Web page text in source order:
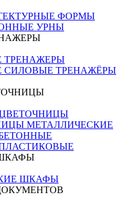
ФОРМЫ
УРНЫ
ТРЕНАЖЕРЫ
СИЛОВЫЕ ТРЕНАЖЁРЫ
МЕТАЛЛИЧЕСКИЕ
ШКАФЫ